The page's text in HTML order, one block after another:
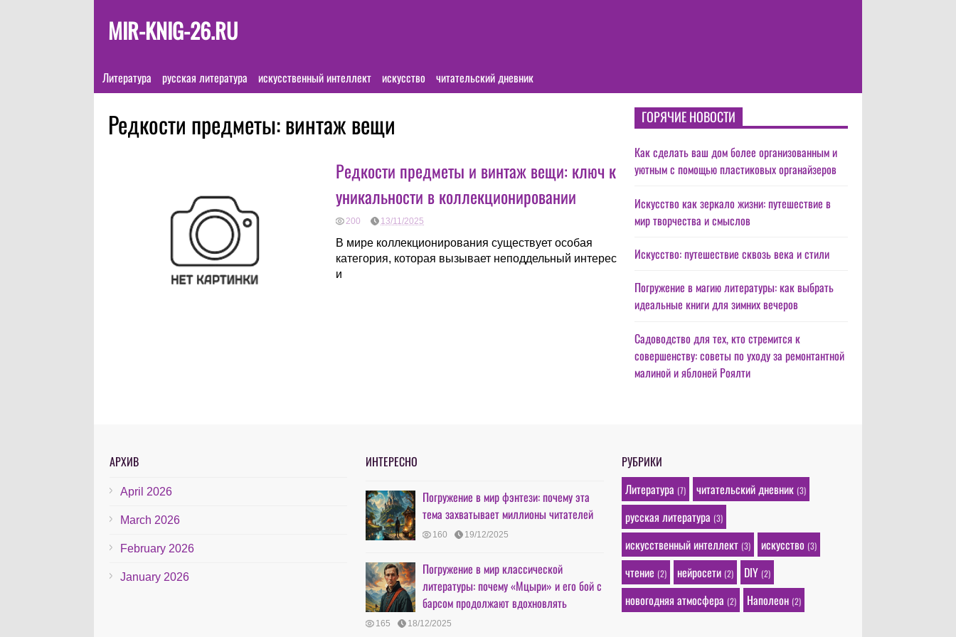
MIR-KNIG-26.RU
Литература русская литература искусственный интеллект искусство читательский дневник
Редкости предметы: винтаж вещи
Редкости предметы и винтаж вещи: ключ к
уникальности в коллекционировании
200 13/11/2025
В мире коллекционирования существует особая
категория, которая вызывает неподдельный интерес
и
ГОРЯЧИЕ НОВОСТИ
Как сделать ваш дом более организованным и
уютным с помощью пластиковых органайзеров
Искусство как зеркало жизни: путешествие в
мир творчества и смыслов
Искусство: путешествие сквозь века и стили
Погружение в магию литературы: как выбрать
идеальные книги для зимних вечеров
Садоводство для тех, кто стремится к
совершенству: советы по уходу за ремонтантной
малиной и яблоней Роялти
АРХИВ
April 2026
March 2026
February 2026
January 2026
ИНТЕРЕСНО
Погружение в мир фэнтези: почему эта
тема захватывает миллионы читателей
160 19/12/2025
Погружение в мир классической
литературы: почему «Мцыри» и его бой с
барсом продолжают вдохновлять
165 18/12/2025
РУБРИКИ
Литература (7) читательский дневник (3)
русская литература (3)
искусственный интеллект (3) искусство (3)
чтение (2) нейросети (2) DIY (2)
новогодняя атмосфера (2) Наполеон (2)